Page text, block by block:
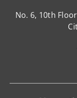
No. 6, 10th